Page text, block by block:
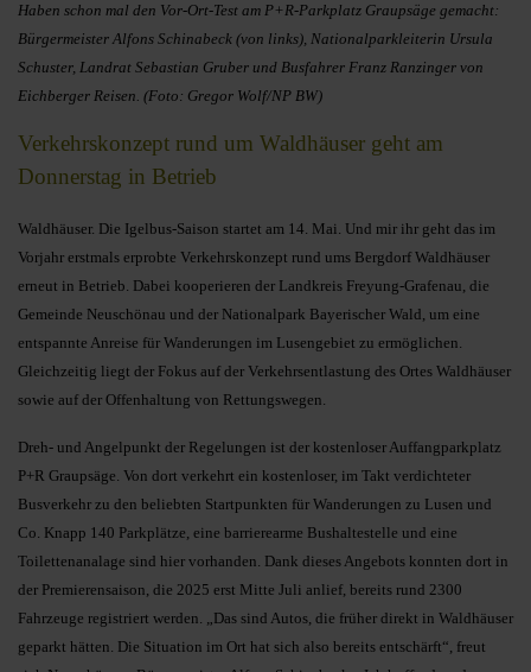
Haben schon mal den Vor-Ort-Test am P+R-Parkplatz Graupsäge gemacht:
Bürgermeister Alfons Schinabeck (von links), Nationalparkleiterin Ursula
Schuster, Landrat Sebastian Gruber und Busfahrer Franz Ranzinger von
Eichberger Reisen. (Foto: Gregor Wolf/NP BW)
Verkehrskonzept rund um Waldhäuser geht am
Donnerstag in Betrieb
Waldhäuser. Die Igelbus-Saison startet am 14. Mai. Und mir ihr geht das im
Vorjahr erstmals erprobte Verkehrskonzept rund ums Bergdorf Waldhäuser
erneut in Betrieb. Dabei kooperieren der Landkreis Freyung-Grafenau, die
Gemeinde Neuschönau und der Nationalpark Bayerischer Wald, um eine
entspannte Anreise für Wanderungen im Lusengebiet zu ermöglichen.
Gleichzeitig liegt der Fokus auf der Verkehrsentlastung des Ortes Waldhäuser
sowie auf der Offenhaltung von Rettungswegen.
Dreh- und Angelpunkt der Regelungen ist der kostenloser Auffangparkplatz
P+R Graupsäge. Von dort verkehrt ein kostenloser, im Takt verdichteter
Busverkehr zu den beliebten Startpunkten für Wanderungen zu Lusen und
Co. Knapp 140 Parkplätze, eine barrierearme Bushaltestelle und eine
Toilettenanalage sind hier vorhanden. Dank dieses Angebots konnten dort in
der Premierensaison, die 2025 erst Mitte Juli anlief, bereits rund 2300
Fahrzeuge registriert werden. „Das sind Autos, die früher direkt in Waldhäuser
geparkt hätten. Die Situation im Ort hat sich also bereits entschärft“, freut